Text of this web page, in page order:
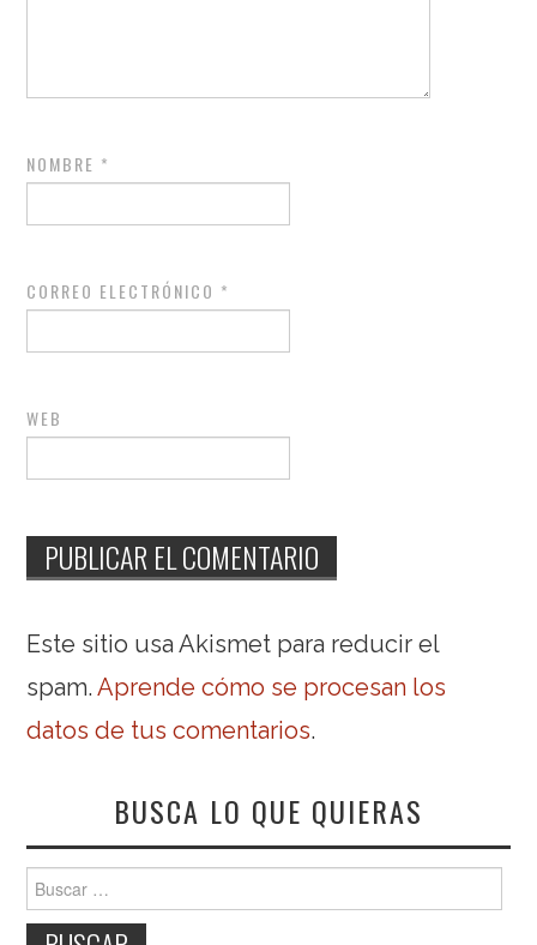
NOMBRE *
CORREO ELECTRÓNICO *
WEB
Este sitio usa Akismet para reducir el
spam.Aprende cómo se procesan los
datos de tus comentarios.
BUSCA LO QUE QUIERAS
Buscar: